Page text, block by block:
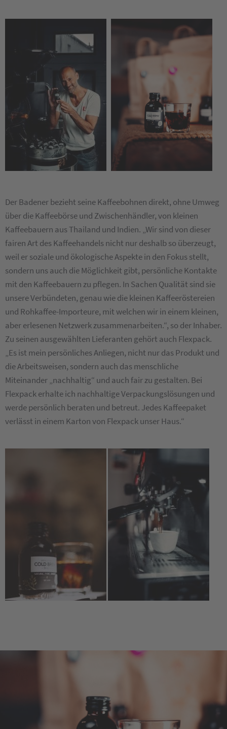
Der Badener bezieht seine Kaffeebohnen direkt, ohne Umweg
über die Kaffeebörse und Zwischenhändler, von kleinen
Kaffeebauern aus Thailand und Indien. „Wir sind von dieser
fairen Art des Kaffeehandels nicht nur deshalb so überzeugt,
weil er soziale und ökologische Aspekte in den Fokus stellt,
sondern uns auch die Möglichkeit gibt, persönliche Kontakte
mit den Kaffeebauern zu pflegen. In Sachen Qualität sind sie
unsere Verbündeten, genau wie die kleinen Kaffeeröstereien
und Rohkaffee-Importeure, mit welchen wir in einem kleinen,
aber erlesenen Netzwerk zusammenarbeiten.“, so der Inhaber.
Zu seinen ausgewählten Lieferanten gehört auch Flexpack.
„Es ist mein persönliches Anliegen, nicht nur das Produkt und
die Arbeitsweisen, sondern auch das menschliche
Miteinander „nachhaltig“ und auch fair zu gestalten. Bei
Flexpack erhalte ich nachhaltige Verpackungslösungen und
werde persönlich beraten und betreut. Jedes Kaffeepaket
verlässt in einem Karton von Flexpack unser Haus.“